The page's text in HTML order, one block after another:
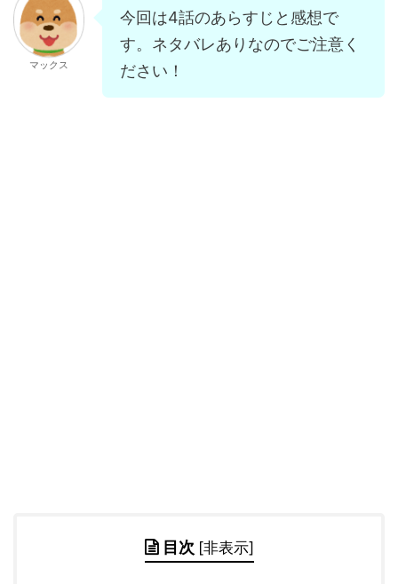
マックス
今回は4話のあらすじと感想で
す。ネタバレありなのでご注意く
ださい！
目次 [非表示]